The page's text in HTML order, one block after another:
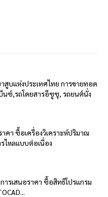
สูบแห่งประเทศไทย การขายทอด
นซ์,รถโดยสารอีซูซุ, รถยนต์นั่ง
คา ซื้อเครื่องวิเคราะห์ปริมาณ
ไหลแบบต่อเนื่อง
รเสนอราคา ซื้อสิทธิโปรแกรม